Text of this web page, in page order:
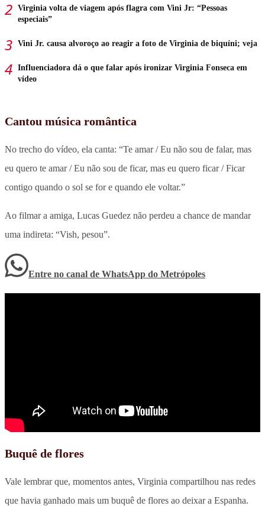
Virginia volta de viagem após flagra com Vini Jr: “Pessoas
especiais”
Vini Jr. causa alvoroço ao reagir a foto de Virginia de biquíni; veja
Influenciadora dá o que falar após ironizar Virginia Fonseca em
vídeo
Cantou música romântica
No trecho do vídeo, ela canta: “Te amar / Eu não sou de falar, mas
eu quero te amar / Eu não sou de ficar, mas eu quero ficar / Ficar
contigo quando o sol se for e quando ele voltar.”
Ao filmar a amiga, Lucas Guedez não perdeu a chance de mandar
uma indireta: “Vish, pesou”.
Entre no canal de WhatsApp do Metrópoles
Buquê de flores
Vale lembrar que, momentos antes, Virginia compartilhou nas redes
que havia ganhado mais um buquê de flores ao deixar a Espanha.